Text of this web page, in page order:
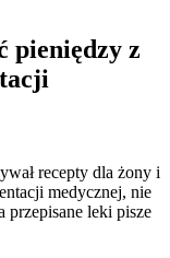
pieniędzy z
recepty dla żony i
medycznej, nie
przepisane leki pisze